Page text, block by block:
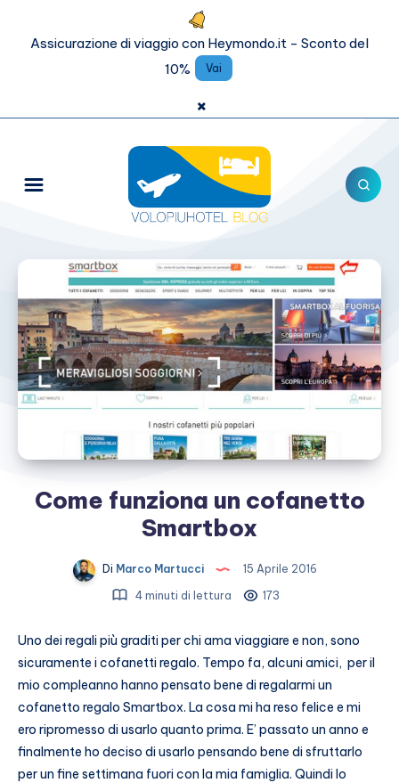
Assicurazione di viaggio con Heymondo.it - Sconto del
10%
Vai
×
Come funziona un cofanetto
Smartbox
Di Marco Martucci
15 Aprile 2016
4 minuti di lettura
173
Uno dei regali più graditi per chi ama viaggiare e non, sono
sicuramente i cofanetti regalo. Tempo fa, alcuni amici, per il
mio compleanno hanno pensato bene di regalarmi un
cofanetto regalo Smartbox. La cosa mi ha reso felice e mi
ero ripromesso di usarlo quanto prima. E’ passato un anno e
finalmente ho deciso di usarlo pensando bene di sfruttarlo
per un fine settimana fuori con la mia famiglia. Quindi lo